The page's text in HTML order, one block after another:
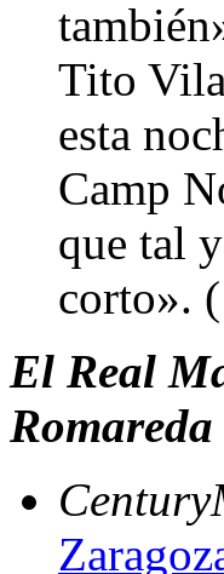
Tito
esta
Camp
que tal
corto».
El Real
Romareda